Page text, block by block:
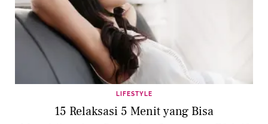
LIFESTYLE
15 Relaksasi 5 Menit yang Bisa